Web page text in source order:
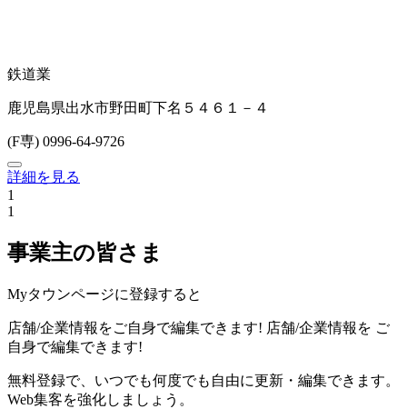
鉄道業
鹿児島県出水市野田町下名５４６１－４
(F専) 0996-64-9726
詳細を見る
1
1
事業主の皆さま
Myタウンページに登録すると
店舗/企業情報をご自身で編集できます! 店舗/企業情報を ご
自身で編集できます!
無料登録で、いつでも何度でも自由に更新・編集できます。
Web集客を強化しましょう。